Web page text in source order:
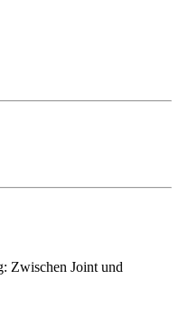
Zwischen Joint und